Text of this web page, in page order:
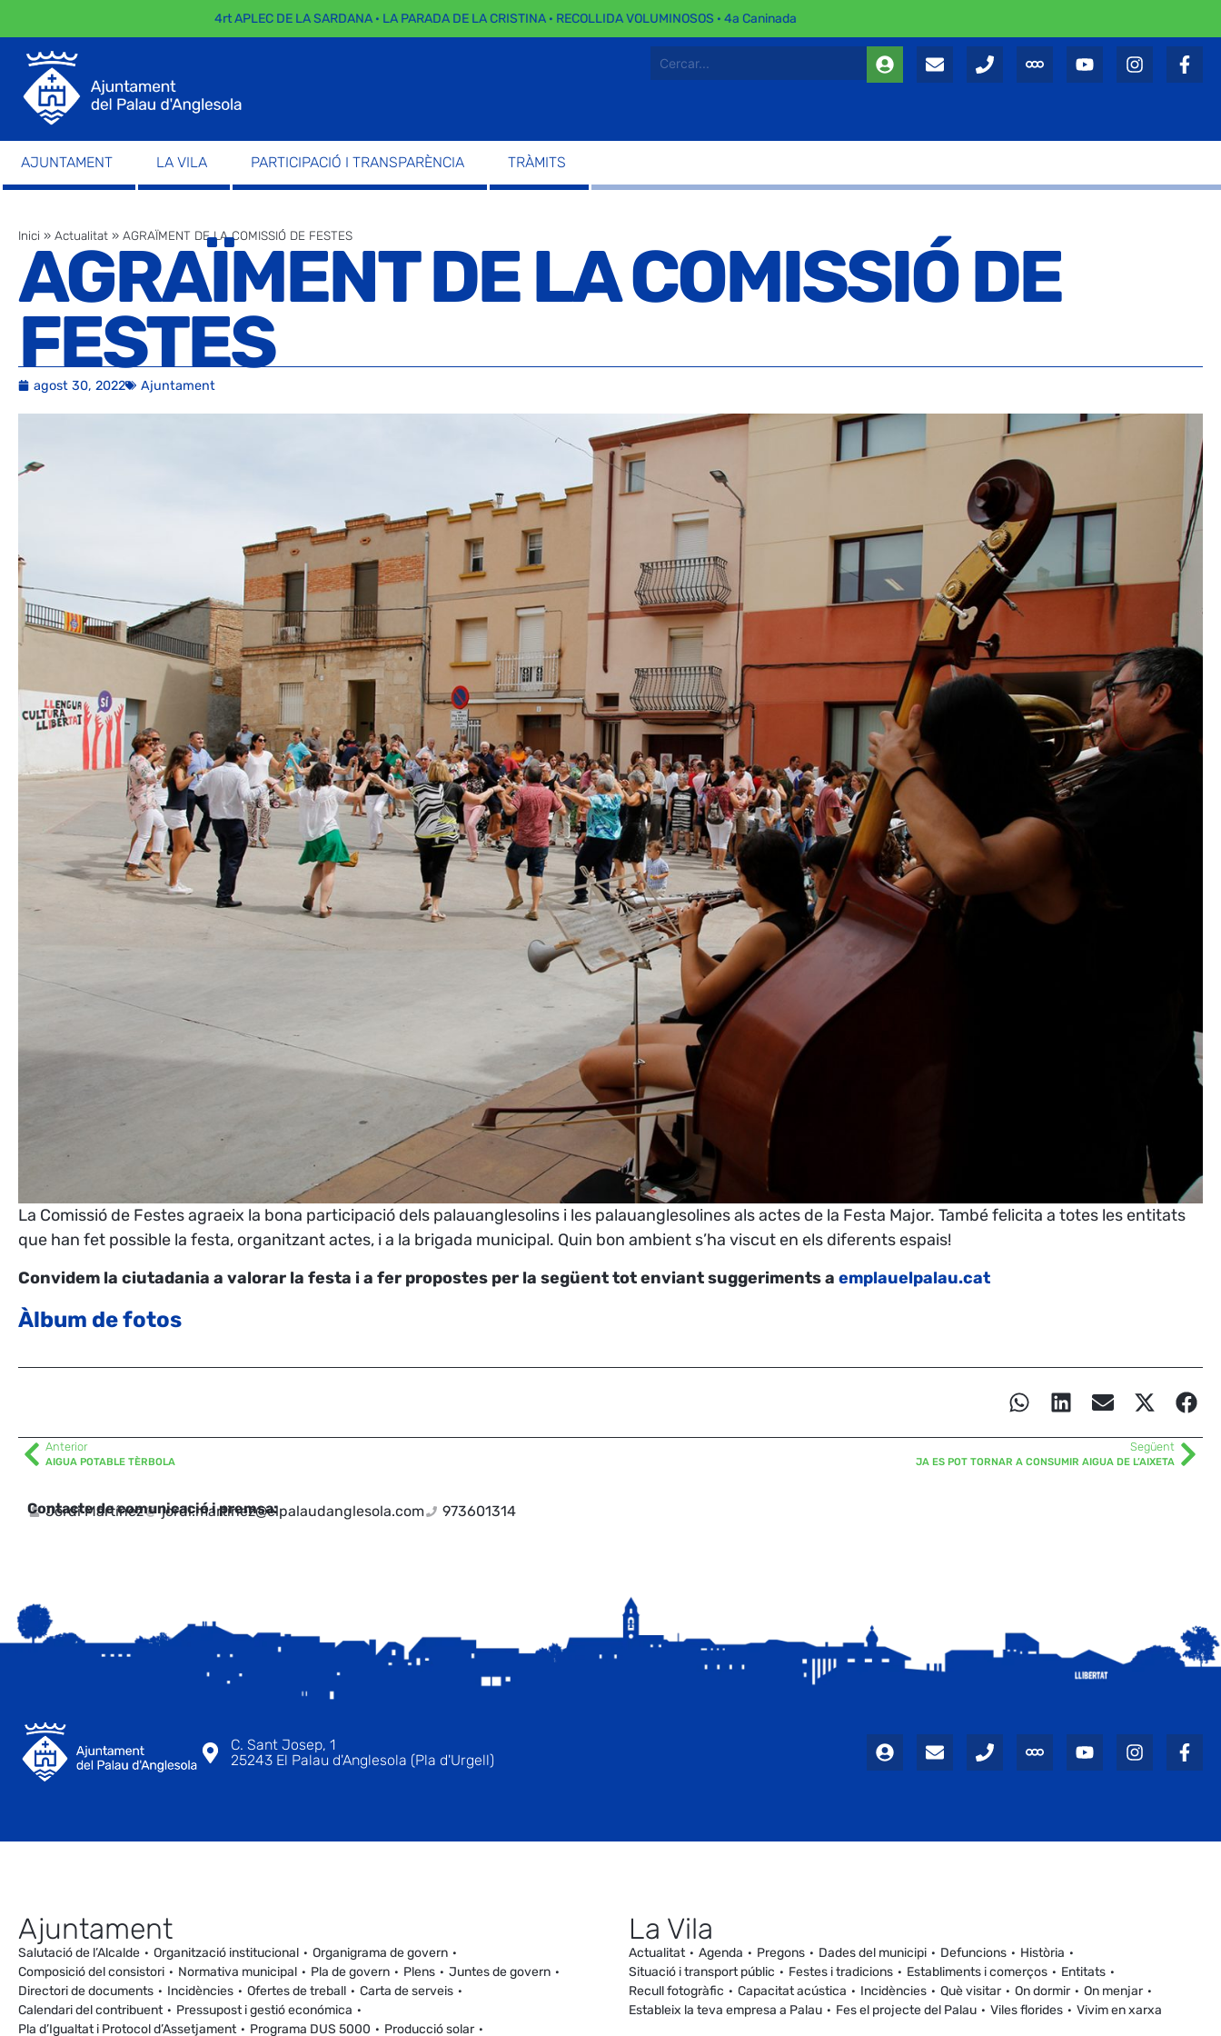
4rt APLEC DE LA SARDANA · LA PARADA DE LA CRISTINA · RECOLLIDA VOLUMINOSOS · 4a Caninada
AJUNTAMENT LA VILA PARTICIPACIÓ I TRANSPARÈNCIA TRÀMITS
Inici » Actualitat » AGRAÏMENT DE LA COMISSIÓ DE FESTES
AGRAÏMENT DE LA COMISSIÓ DE
FESTES
agost 30, 2022 Ajuntament
La Comissió de Festes agraeix la bona participació dels palauanglesolins i les palauanglesolines als actes de la Festa Major. També felicita a totes les entitats
que han fet possible la festa, organitzant actes, i a la brigada municipal. Quin bon ambient s’ha viscut en els diferents espais!
Convidem la ciutadania a valorar la festa i a fer propostes per la següent tot enviant suggeriments a emplauelpalau.cat
Àlbum de fotos
Anterior
AIGUA POTABLE TÈRBOLA
Següent
JA ES POT TORNAR A CONSUMIR AIGUA DE L’AIXETA
Contacte de comunicació i premsa:
Jordi Martínez jordi.martinez@elpalaudanglesola.com 973601314
C. Sant Josep, 1
25243 El Palau d'Anglesola (Pla d'Urgell)
Ajuntament
Salutació de l’Alcalde Organització institucional
Organigrama de govern
Composició del consistori
Normativa municipal Pla de govern Plens
Juntes de govern
Directori de documents
Incidències Ofertes de treball
Carta de serveis
Calendari del contribuent
Pressupost i gestió económica
Pla d’Igualtat i Protocol d’Assetjament
Programa DUS 5000 Producció solar
La Vila
Actualitat Agenda Pregons Dades del municipi Defuncions
Història
Situació i transport públic
Festes i tradicions Establiments i comerços
Entitats
Recull fotogràfic
Capacitat acústica Incidències Què visitar On dormir
On menjar
Estableix la teva empresa a Palau
Fes el projecte del Palau Viles florides Vivim en xarxa